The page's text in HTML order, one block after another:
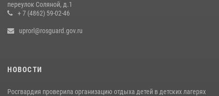
переулок Соляной, д.1
+ 7 (4862) 59-02-46
uprorl@rosguard.gov.ru
НОВОСТИ
Росгвардия проверила организацию отдыха детей в детских лагерях